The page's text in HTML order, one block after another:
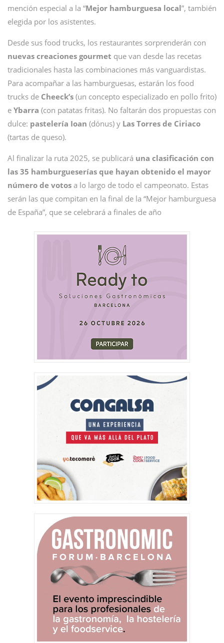
mención especial a la “Mejor hamburguesa local”, también
elegida por los asistentes.
Desde sus food trucks, los restaurantes sorprenderán con
nuevas creaciones gourmet que van desde las recetas
tradicionales hasta las combinaciones más vanguardistas.
Para acompañar a las hamburguesas, estarán los food
trucks de Cheeck’s (un concepto especializado en pollo frito)
e Ybarra (con patatas fritas). No faltarán dos propuestas con
dulce: pastelería Ioan (dónus) y Las Torres de Ciriaco
(tartas de queso).
Al finalizar la ruta 2025, se publicará una clasificación con
las 35 hamburgueserías que hayan obtenido el mayor
número de votos a lo largo de todo el campeonato. Estas
serán las que compitan en la final de la “Mejor hamburguesa
de España”, que se celebrará a finales de año